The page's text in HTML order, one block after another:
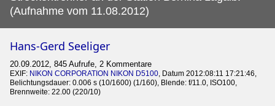
(Aufnahme vom 11.08.2012)
Hans-Gerd Seeliger
20.09.2012, 845 Aufrufe, 2 Kommentare
EXIF: NIKON CORPORATION NIKON D5100, Datum 2012:08:11 17:21:46,
Belichtungsdauer: 0.006 s (10/1600) (1/160), Blende: f/11.0, ISO100,
Brennweite: 22.00 (220/10)